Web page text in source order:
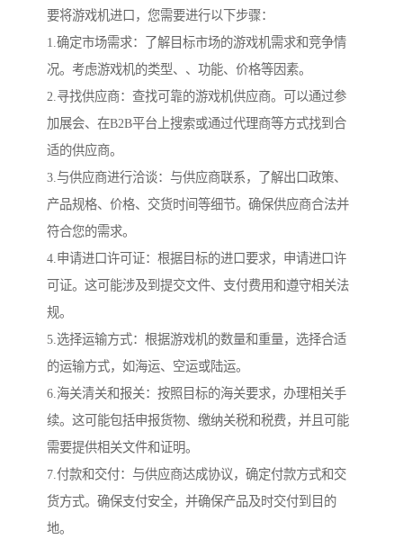
要将游戏机进口，您需要进行以下步骤：
1.确定市场需求：了解目标市场的游戏机需求和竞争情
况。考虑游戏机的类型、、功能、价格等因素。
2.寻找供应商：查找可靠的游戏机供应商。可以通过参
加展会、在B2B平台上搜索或通过代理商等方式找到合
适的供应商。
3.与供应商进行洽谈：与供应商联系，了解出口政策、
产品规格、价格、交货时间等细节。确保供应商合法并
符合您的需求。
4.申请进口许可证：根据目标的进口要求，申请进口许
可证。这可能涉及到提交文件、支付费用和遵守相关法
规。
5.选择运输方式：根据游戏机的数量和重量，选择合适
的运输方式，如海运、空运或陆运。
6.海关清关和报关：按照目标的海关要求，办理相关手
续。这可能包括申报货物、缴纳关税和税费，并且可能
需要提供相关文件和证明。
7.付款和交付：与供应商达成协议，确定付款方式和交
货方式。确保支付安全，并确保产品及时交付到目的
地。